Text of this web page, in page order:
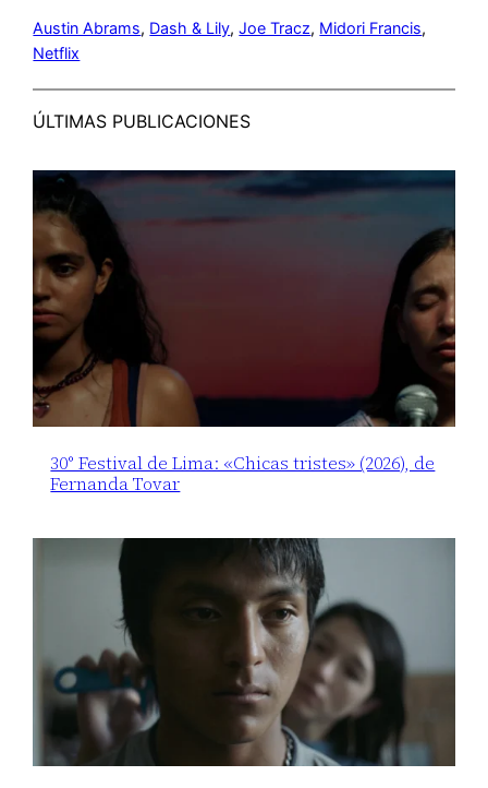
Austin Abrams, Dash & Lily, Joe Tracz, Midori Francis
Netflix
ÚLTIMAS PUBLICACIONES
30° Festival de Lima: «Chicas tristes» (2026), de
Fernanda Tovar